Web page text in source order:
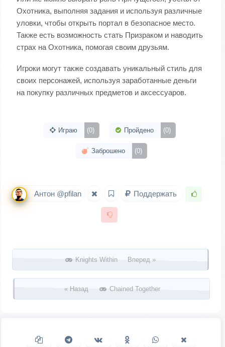
Охотника, выполняя задания и используя различные
уловки, чтобы открыть портал в безопасное место.
Также есть возможность стать Призраком и наводить
страх на Охотника, помогая своим друзьям.
Игроки могут также создавать уникальный стиль для
своих персонажей, используя заработанные деньги
на покупку различных предметов и аксессуаров.
Играю (0) Пройдено (0)
Заброшено (0)
Антон @pfilan Поддержать
Запись навигация
Knights Within Вперед »
« Назад Chained Together
Копировать ссылкуПоделиться в Telegram
Поделиться ВКонтакте
Поделиться вПоделиться в